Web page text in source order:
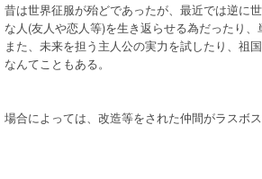
昔は世界征服が殆どであったが、最近では逆に
な人(友人や恋人等)を生き返らせる為だったり、
また、未来を担う主人公の実力を試したり、祖
なんてこともある。
場合によっては、改造等をされた仲間がラスボス